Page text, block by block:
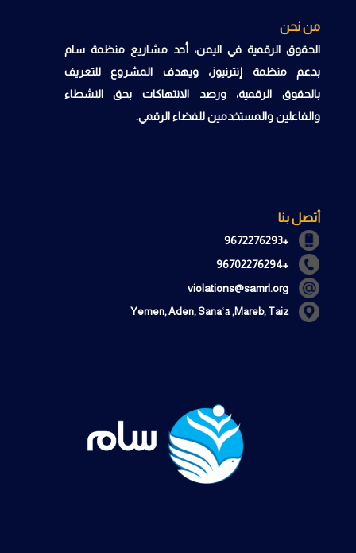
من نحن
الحقوق الرقمية في اليمن، أحد مشاريع منظمة سام
بدعم منظمة إنترنيوز، ويهدف المشروع للتعريف
بالحقوق الرقمية، ورصد الانتهاكات بحق النشطاء
والفاعلين والمستخدمين للفضاء الرقمي.
أتصل بنا
+9672276293
+96702276294
violations@samrl.org
Yemen, Aden, Sanaʿā ,Mareb, Taiz